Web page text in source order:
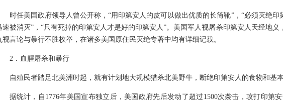
时任美国政府领导人曾公开称，“用印第安人的皮可以做出优质的长筒靴”，“必须灭绝
速被消灭”，“只有死掉的印第安人才是好的印第安人”。美国军人视屠杀印第安人天经地
视言论与暴行不胜枚举，在诸多美国原住民灭绝专著中均有详细记载。
2．血腥屠杀和暴行
自殖民者踏足北美洲时起，就有计划地大规模猎杀北美野牛，断绝印第安人的食物和基
据统计，自1776年美国宣布独立后，美国政府先后发动了超过1500次袭击，攻打印第